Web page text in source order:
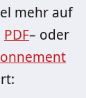
mehr auf
PDF– oder